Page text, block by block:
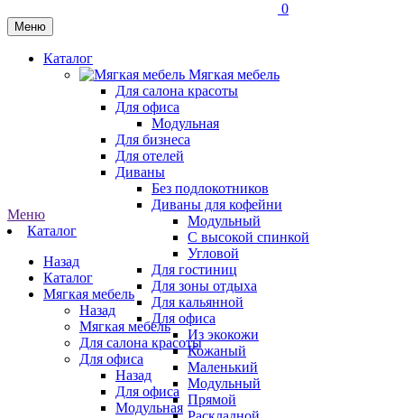
0
Меню
Каталог
Мягкая мебель
Для салона красоты
Для офиса
Модульная
Для бизнеса
Для отелей
Диваны
Без подлокотников
Диваны для кофейни
Модульный
С высокой спинкой
Угловой
Для гостиниц
Для зоны отдыха
Для кальянной
Для офиса
Из экокожи
Кожаный
Маленький
Модульный
Прямой
Меню
Каталог
Назад
Каталог
Мягкая мебель
Назад
Мягкая мебель
Для салона красоты
Для офиса
Назад
Для офиса
Модульная